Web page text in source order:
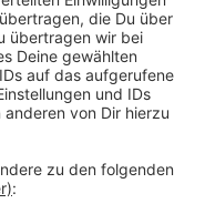
Leverkusen
die Deutsche
in Deutschland